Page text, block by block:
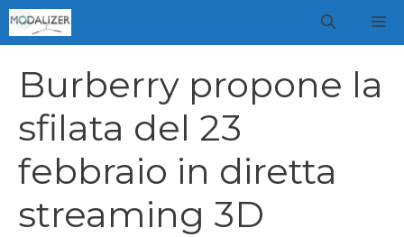
Vai
al
Burberry propone la
sfilata del 23
febbraio in diretta
streaming 3D